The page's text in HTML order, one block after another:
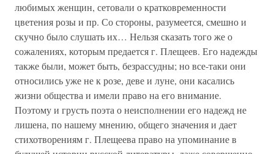
любимых женщин, сетовали о кратковременности
цветения розы и пр. Со стороны, разумеется, смешно и
скучно было слушать их… Нельзя сказать того же о
сожалениях, которым предается г. Плещеев. Его надежды
также были, может быть, безрассудны; но все-таки они
относились уже не к розе, деве и луне, они касались
жизни общества и имели право на его внимание.
Поэтому и грусть поэта о неисполнении его надежд не
лишена, по нашему мнению, общего значения и дает
стихотворениям г. Плещеева право на упоминание в